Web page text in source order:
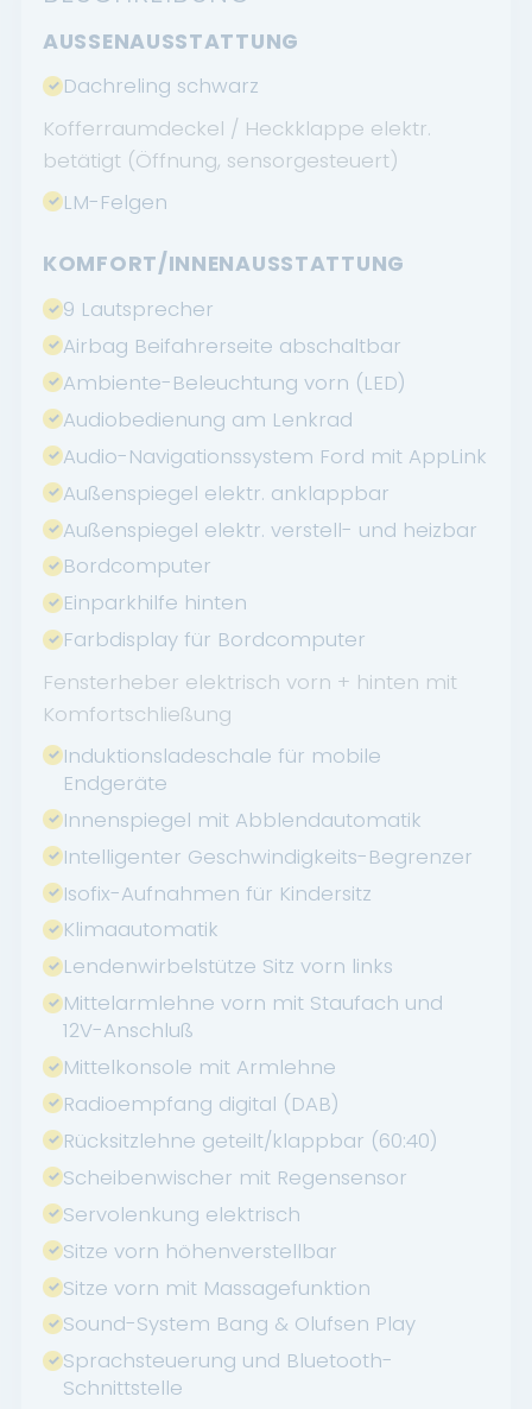
AUSSENAUSSTATTUNG
Dachreling schwarz
Kofferraumdeckel / Heckklappe elektr.
betätigt (Öffnung, sensorgesteuert)
LM-Felgen
KOMFORT/INNENAUSSTATTUNG
9 Lautsprecher
Airbag Beifahrerseite abschaltbar
Ambiente-Beleuchtung vorn (LED)
Audiobedienung am Lenkrad
Audio-Navigationssystem Ford mit AppLink
Außenspiegel elektr. anklappbar
Außenspiegel elektr. verstell- und heizbar
Bordcomputer
Einparkhilfe hinten
Farbdisplay für Bordcomputer
Fensterheber elektrisch vorn + hinten mit
Komfortschließung
Induktionsladeschale für mobile
Endgeräte
Innenspiegel mit Abblendautomatik
Intelligenter Geschwindigkeits-Begrenzer
Isofix-Aufnahmen für Kindersitz
Klimaautomatik
Lendenwirbelstütze Sitz vorn links
Mittelarmlehne vorn mit Staufach und
12V-Anschluß
Mittelkonsole mit Armlehne
Radioempfang digital (DAB)
Rücksitzlehne geteilt/klappbar (60:40)
Scheibenwischer mit Regensensor
Servolenkung elektrisch
Sitze vorn höhenverstellbar
Sitze vorn mit Massagefunktion
Sound-System Bang & Olufsen Play
Sprachsteuerung und Bluetooth-
Schnittstelle